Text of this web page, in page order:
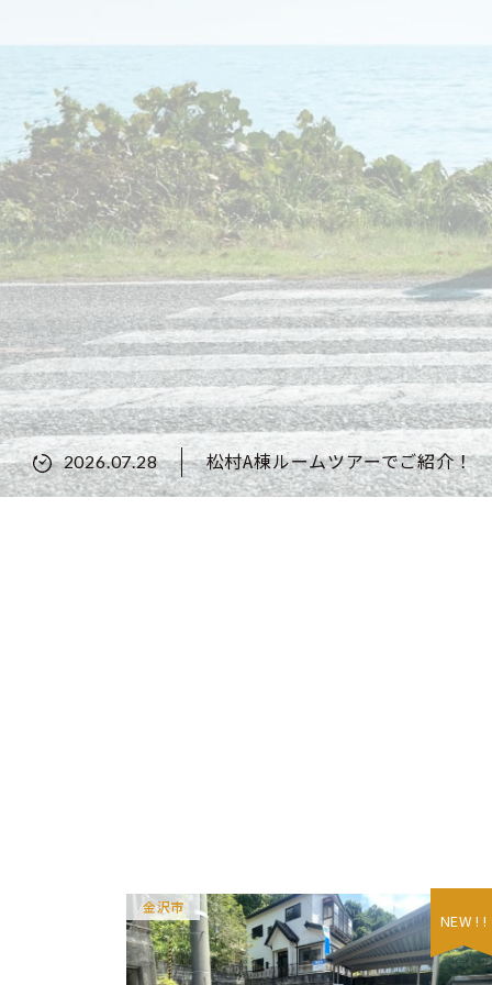
2026.07.28 松村A棟ルームツアーでご紹介！
金沢市
NEW ! !